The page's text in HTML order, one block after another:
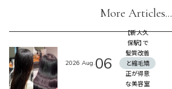
More Articles...
2026 Aug.06
【新大久
保駅】で
髪質改善
と縮毛矯
正が得意
な美容室